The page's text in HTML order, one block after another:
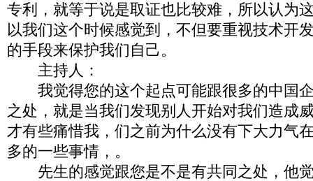
专利，就等于说是取证也比较难，所以认为
以我们这个时候感觉到，不但要重视技术开
的手段来保护我们自己。
主持人：
我觉得您的这个起点可能跟很多的中国
之处，就是当我们发现别人开始对我们造成
才有些痛惜我，们之前为什么没有下大力气
多的一些事情，。
先生的感觉跟您是不是有共同之处，他